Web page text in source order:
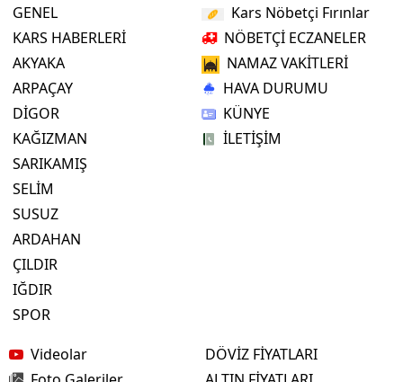
GENEL
KARS HABERLERİ
AKYAKA
ARPAÇAY
DİGOR
KAĞIZMAN
SARIKAMIŞ
SELİM
SUSUZ
ARDAHAN
ÇILDIR
IĞDIR
SPOR
Kars Nöbetçi Fırınlar
NÖBETÇİ ECZANELER
NAMAZ VAKİTLERİ
HAVA DURUMU
KÜNYE
İLETİŞİM
Videolar
DÖVİZ FİYATLARI